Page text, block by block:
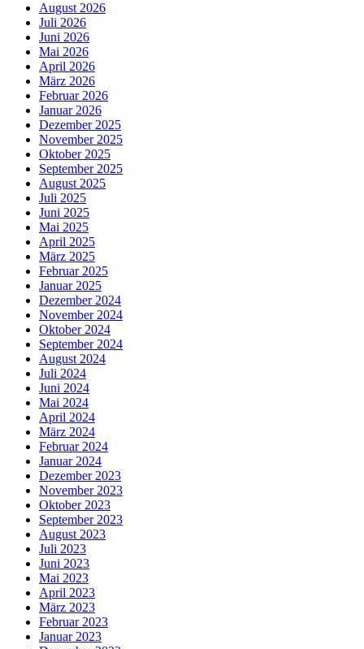
August 2026
Juli 2026
Juni 2026
Mai 2026
April 2026
März 2026
Februar 2026
Januar 2026
Dezember 2025
November 2025
Oktober 2025
September 2025
August 2025
Juli 2025
Juni 2025
Mai 2025
April 2025
März 2025
Februar 2025
Januar 2025
Dezember 2024
November 2024
Oktober 2024
September 2024
August 2024
Juli 2024
Juni 2024
Mai 2024
April 2024
März 2024
Februar 2024
Januar 2024
Dezember 2023
November 2023
Oktober 2023
September 2023
August 2023
Juli 2023
Juni 2023
Mai 2023
April 2023
März 2023
Februar 2023
Januar 2023